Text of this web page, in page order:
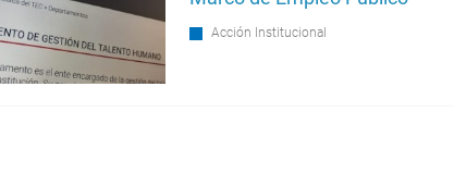
Acción Institucional